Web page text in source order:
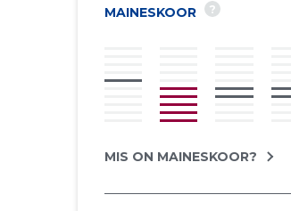
MAINESKOOR ?
MIS ON MAINESKOOR?